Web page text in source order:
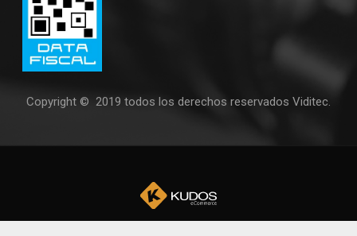
Copyright © 2019 todos los derechos reservados Viditec.